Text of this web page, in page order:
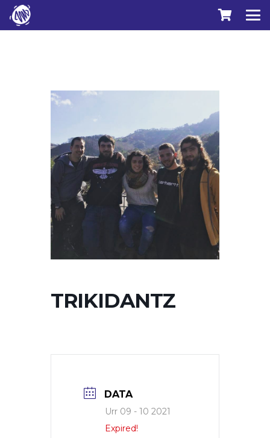
TRIKIDANTZ
DATA
Urr 09 - 10 2021
Expired!